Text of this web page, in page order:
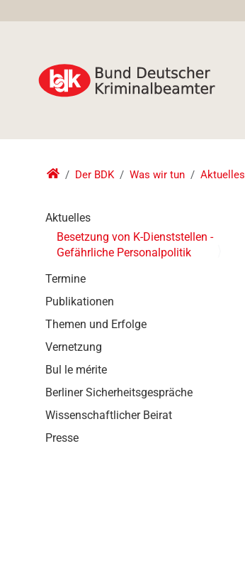
Der BDK Was wir tun Aktuelles
Aktuelles
Besetzung von K-Dienststellen -
Gefährliche Personalpolitik
Termine
Publikationen
Themen und Erfolge
Vernetzung
Bul le mérite
Berliner Sicherheitsgespräche
Wissenschaftlicher Beirat
Presse